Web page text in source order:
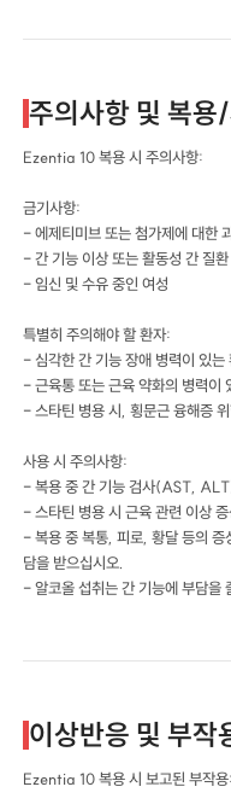
주의사항 및 복용
Ezentia 10 복용 시 주의사항:
금기사항:
- 에제티미브 또는 첨가제에 대한
- 간 기능 이상 또는 활동성 간 질
- 임신 및 수유 중인 여성
특별히 주의해야 할 환자:
- 심각한 간 기능 장애 병력이 있는
- 근육통 또는 근육 약화의 병력이
- 스타틴 병용 시, 횡문근 융해증
사용 시 주의사항:
- 복용 중 간 기능 검사(AST,
- 스타틴 병용 시 근육 관련 이상
- 복용 중 복통, 피로, 황달 등의 증
담을 받으십시오.
- 알코올 섭취는 간 기능에 부담을
이상반응 및 부작
Ezentia 10 복용 시 보고된 부작용: